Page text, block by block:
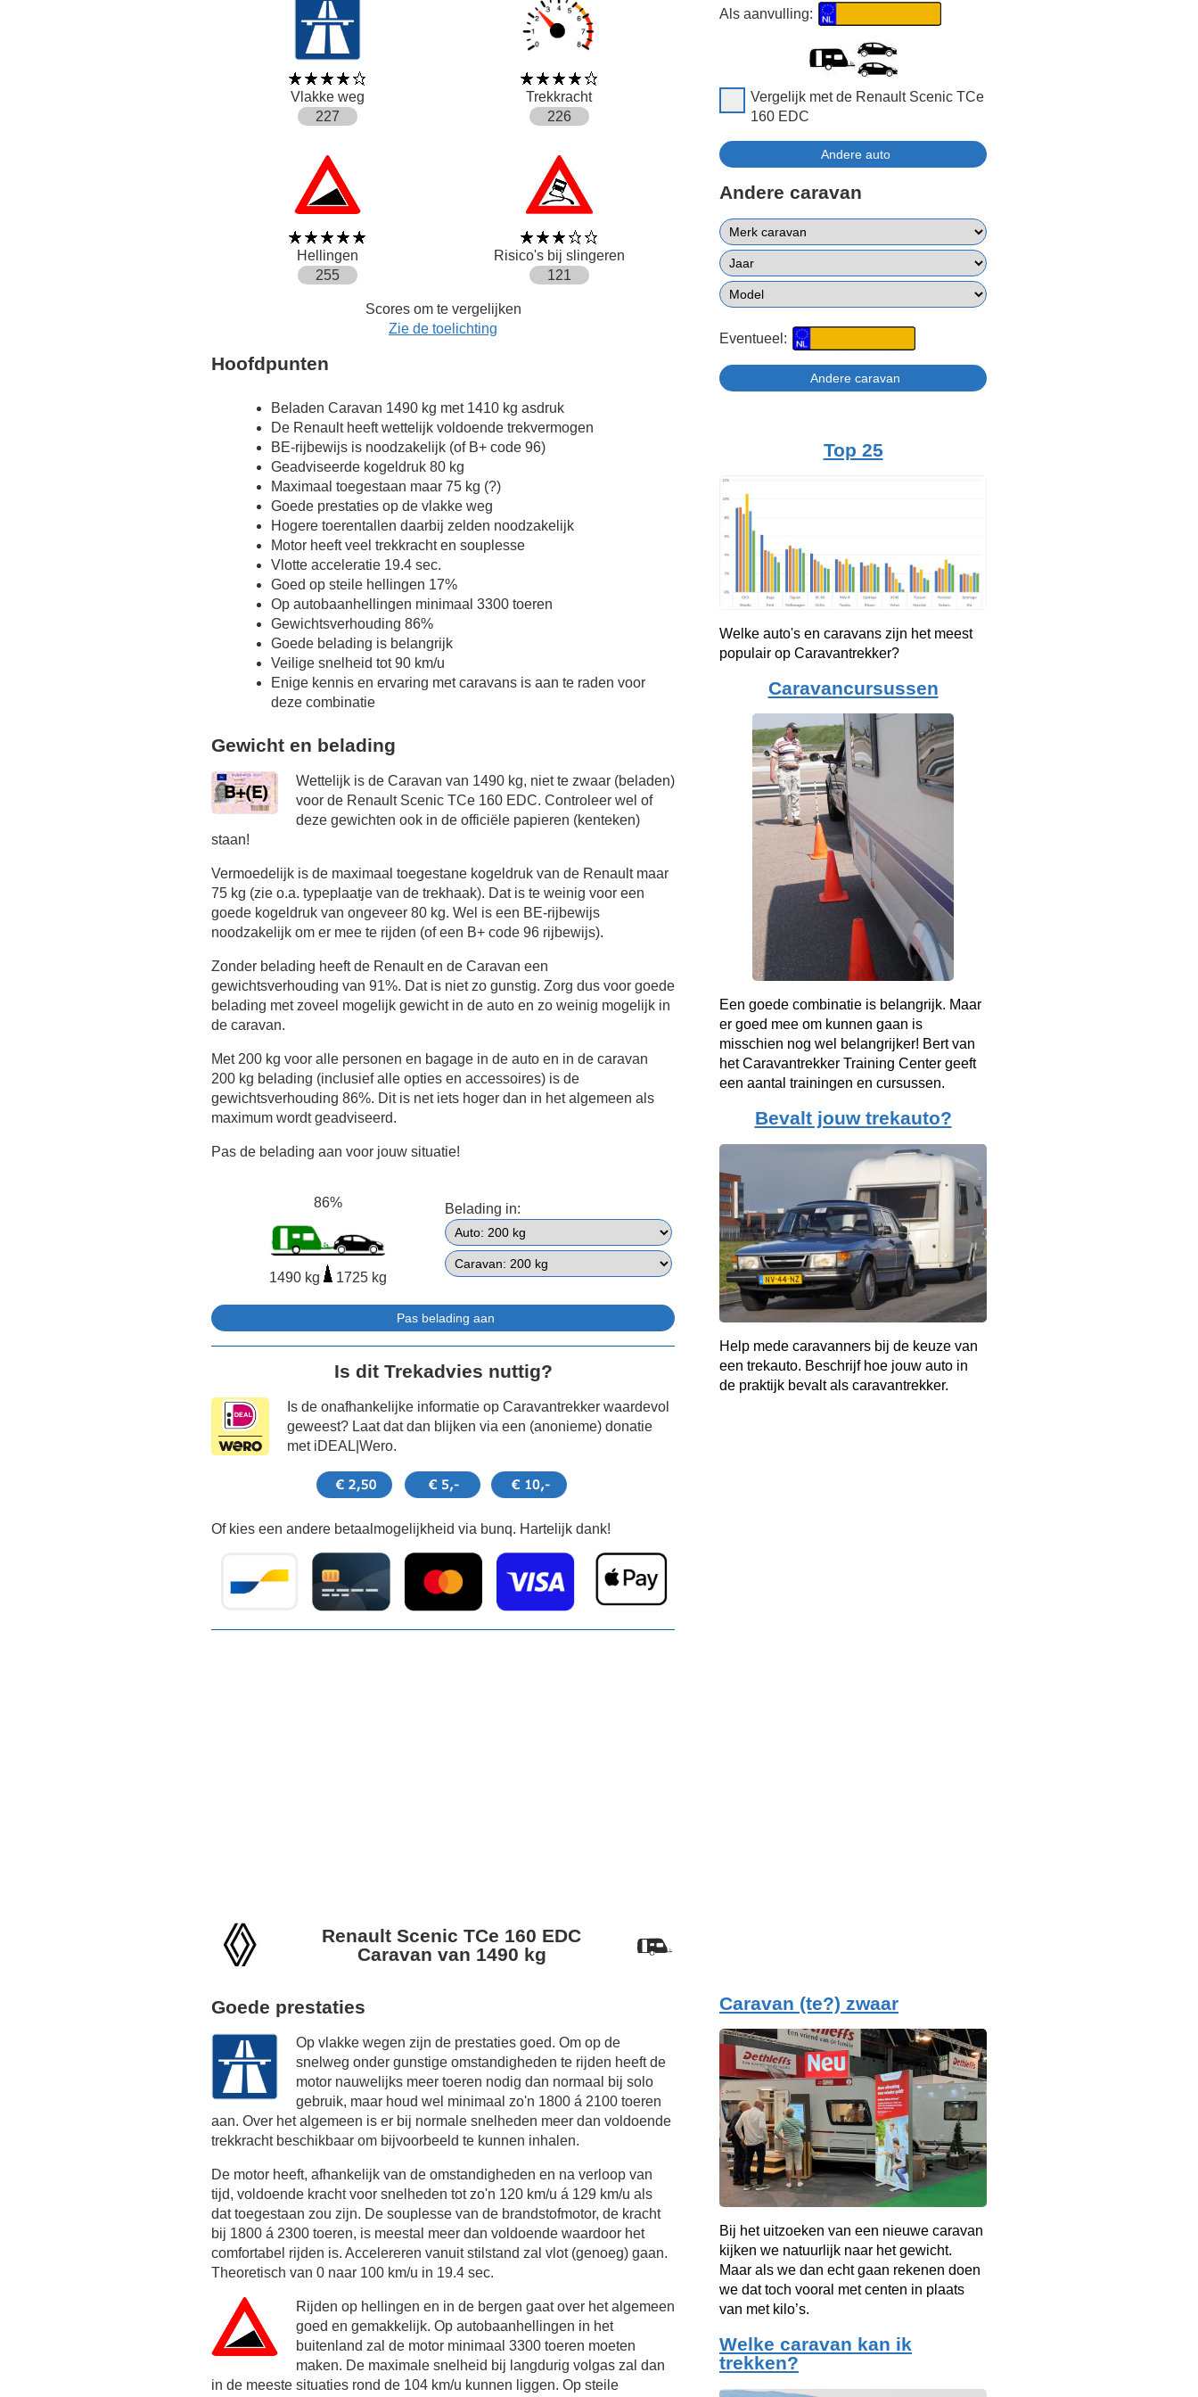
Vlakke weg
Trekkracht
227
226
Hellingen
Risico's bij slingeren
255
121
Scores om te vergelijken
Zie de toelichting
Hoofdpunten
Beladen Caravan 1490 kg met 1410 kg asdruk
De Renault heeft wettelijk voldoende trekvermogen
BE-rijbewijs is noodzakelijk (of B+ code 96)
Geadviseerde kogeldruk 80 kg
Maximaal toegestaan maar 75 kg (?)
Goede prestaties op de vlakke weg
Hogere toerentallen daarbij zelden noodzakelijk
Motor heeft veel trekkracht en souplesse
Vlotte acceleratie 19.4 sec.
Goed op steile hellingen 17%
Op autobaanhellingen minimaal 3300 toeren
Gewichtsverhouding 86%
Goede belading is belangrijk
Veilige snelheid tot 90 km/u
Enige kennis en ervaring met caravans is aan te raden voor
deze combinatie
Gewicht en belading
Wettelijk is de Caravan van 1490 kg, niet te zwaar (beladen)
voor de Renault Scenic TCe 160 EDC. Controleer wel of
deze gewichten ook in de officiële papieren (kenteken)
staan!
Vermoedelijk is de maximaal toegestane kogeldruk van de Renault maar
75 kg (zie o.a. typeplaatje van de trekhaak). Dat is te weinig voor een
goede kogeldruk van ongeveer 80 kg. Wel is een BE-rijbewijs
noodzakelijk om er mee te rijden (of een B+ code 96 rijbewijs).
Zonder belading heeft de Renault en de Caravan een
gewichtsverhouding van 91%. Dat is niet zo gunstig. Zorg dus voor goede
belading met zoveel mogelijk gewicht in de auto en zo weinig mogelijk in
de caravan.
Met 200 kg voor alle personen en bagage in de auto en in de caravan
200 kg belading (inclusief alle opties en accessoires) is de
gewichtsverhouding 86%. Dit is net iets hoger dan in het algemeen als
maximum wordt geadviseerd.
Pas de belading aan voor jouw situatie!
86%
1490 kg 1725 kg
Belading in:
Is dit Trekadvies nuttig?
Is de onafhankelijke informatie op Caravantrekker waardevol
geweest? Laat dat dan blijken via een (anonieme) donatie
met iDEAL|Wero.
Of kies een andere betaalmogelijkheid via bunq. Hartelijk dank!
Renault Scenic TCe 160 EDC
Caravan van 1490 kg
Goede prestaties
Op vlakke wegen zijn de prestaties goed. Om op de
snelweg onder gunstige omstandigheden te rijden heeft de
motor nauwelijks meer toeren nodig dan normaal bij solo
gebruik, maar houd wel minimaal zo'n 1800 á 2100 toeren
aan. Over het algemeen is er bij normale snelheden meer dan voldoende
trekkracht beschikbaar om bijvoorbeeld te kunnen inhalen.
De motor heeft, afhankelijk van de omstandigheden en na verloop van
tijd, voldoende kracht voor snelheden tot zo'n 120 km/u á 129 km/u als
dat toegestaan zou zijn. De souplesse van de brandstofmotor, de kracht
bij 1800 á 2300 toeren, is meestal meer dan voldoende waardoor het
comfortabel rijden is. Accelereren vanuit stilstand zal vlot (genoeg) gaan.
Theoretisch van 0 naar 100 km/u in 19.4 sec.
Rijden op hellingen en in de bergen gaat over het algemeen
goed en gemakkelijk. Op autobaanhellingen in het
buitenland zal de motor minimaal 3300 toeren moeten
maken. De maximale snelheid bij langdurig volgas zal dan
in de meeste situaties rond de 104 km/u kunnen liggen. Op steile
Als aanvulling:
Vergelijk met de Renault Scenic TCe
160 EDC
Andere caravan
Eventueel:
Top 25
Welke auto's en caravans zijn het meest
populair op Caravantrekker?
Caravancursussen
Een goede combinatie is belangrijk. Maar
er goed mee om kunnen gaan is
misschien nog wel belangrijker! Bert van
het Caravantrekker Training Center geeft
een aantal trainingen en cursussen.
Bevalt jouw trekauto?
Help mede caravanners bij de keuze van
een trekauto. Beschrijf hoe jouw auto in
de praktijk bevalt als caravantrekker.
Caravan (te?) zwaar
Bij het uitzoeken van een nieuwe caravan
kijken we natuurlijk naar het gewicht.
Maar als we dan echt gaan rekenen doen
we dat toch vooral met centen in plaats
van met kilo’s.
Welke caravan kan ik
trekken?